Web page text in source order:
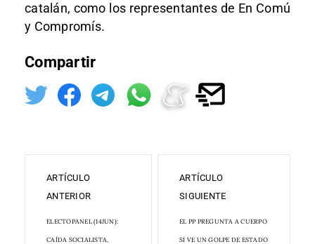
catalán, como los representantes de En Comú
y Compromís.
Compartir
ARTÍCULO
ANTERIOR
ELECTOPANEL (14JUN):
CAÍDA SOCIALISTA,
ARTÍCULO
SIGUIENTE
EL PP PREGUNTA A CUERPO
SI VE UN GOLPE DE ESTADO